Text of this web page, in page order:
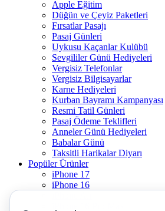
Apple Eğitim
Düğün ve Çeyiz Paketleri
Fırsatlar Pasajı
Pasaj Günleri
Uykusu Kaçanlar Kulübü
Sevgililer Günü Hediyeleri
Vergisiz Telefonlar
Vergisiz Bilgisayarlar
Karne Hediyeleri
Kurban Bayramı Kampanyası
Resmi Tatil Günleri
Pasaj Ödeme Teklifleri
Anneler Günü Hediyeleri
Babalar Günü
Taksitli Harikalar Diyarı
Popüler Ürünler
iPhone 17
iPhone 16